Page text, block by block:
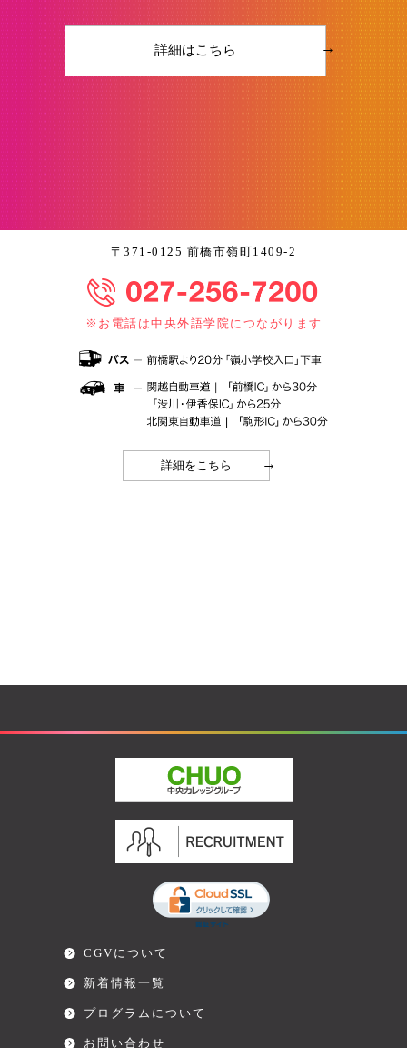
詳細はこちら →
〒371-0125 前橋市嶺町1409-2
※お電話は中央外語学院につながります
詳細をこちら →
CGVについて
新着情報一覧
プログラムについて
お問い合わせ